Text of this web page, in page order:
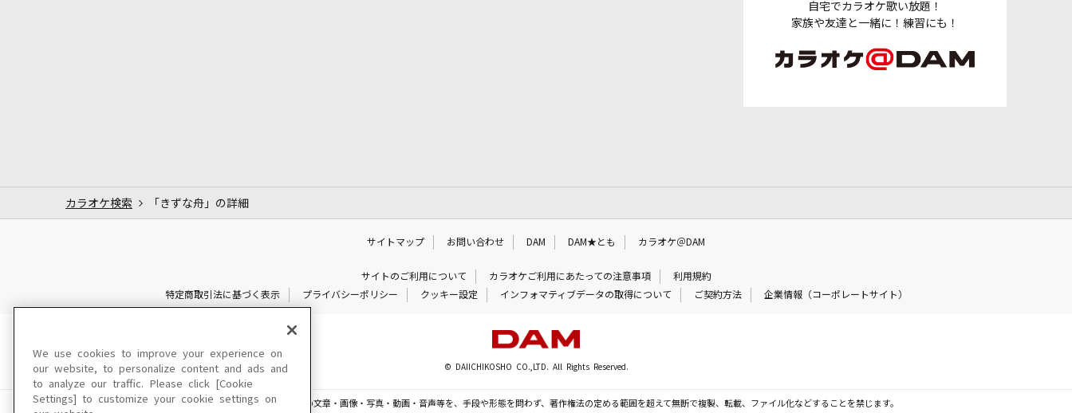
自宅でカラオケ歌い放題！
家族や友達と一緒に！練習にも！
カラオケ検索 「きずな舟」の詳細
サイトマップ お問い合わせ DAM DAM★とも カラオケ＠DAM
サイトのご利用について カラオケご利用にあたっての注意事項
利用規約
特定商取引法に基づく表示
プライバシーポリシー クッキー設定 インフォマティブデータの取得について ご契約方法 企業情報（コーポレートサイト）
© DAIICHIKOSHO CO.,LTD. All Rights Reserved.
このサイトに掲載されている一切の文章・画像・写真・動画・音声等を、手段や形態を問わず、著作権法の定める範囲を超えて無断で複製、転載、ファイル化などすることを禁じます。
We use cookies to improve your experience on
our website, to personalize content and ads and
to analyze our traffic. Please click [Cookie
Settings] to customize your cookie settings on